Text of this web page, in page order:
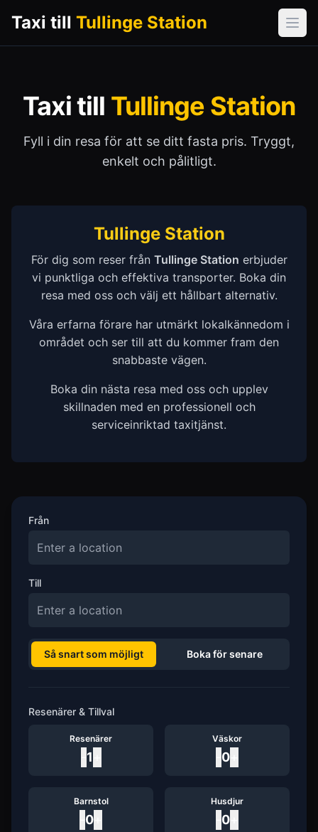
Taxi till Tullinge Station
Taxi till Tullinge Station
Fyll i din resa för att se ditt fasta pris. Tryggt,
enkelt och pålitligt.
Tullinge Station
För dig som reser från Tullinge Station erbjuder
vi punktliga och effektiva transporter. Boka din
resa med oss och välj ett hållbart alternativ.
Våra erfarna förare har utmärkt lokalkännedom i
området och ser till att du kommer fram den
snabbaste vägen.
Boka din nästa resa med oss och upplev
skillnaden med en professionell och
serviceinriktad taxitjänst.
Från
Till
Så snart som möjligt Boka för senare
Resenärer & Tillval
Resenärer
1
Väskor
0
Barnstol
0
Husdjur
0